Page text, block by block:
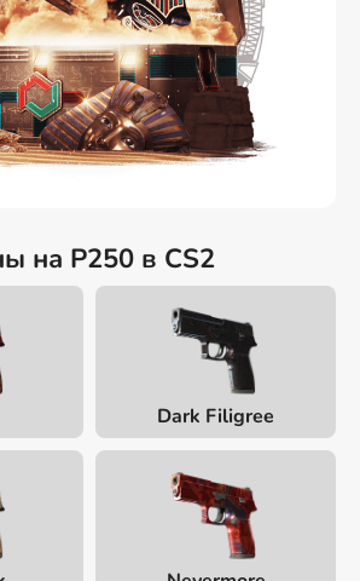
на P250 в CS2
Dark Filigree